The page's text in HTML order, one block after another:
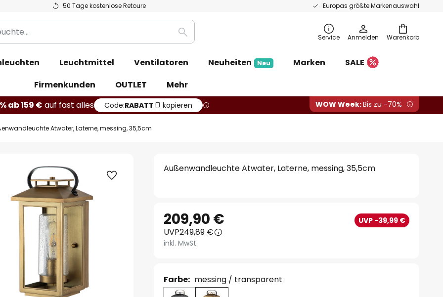
50 Tage kostenlose Retoure Europas größte Markenauswahl
Warenkorb
Suche Service Anmelden
Leuchtmittel Ventilatoren Neuheiten Neu Marken
SALE
Firmenkunden
OUTLET
Mehr
ab 159 € auf fast alles Code:RABATT kopieren WOW Week:Bis zu -70%
Atwater, Laterne, messing, 35,5cm
Außenwandleuchte Atwater, Laterne, messing, 35,5cm
209,90 € UVP -39,99 €
UVP249,89 €
inkl. MwSt.
Farbe: messing / transparent